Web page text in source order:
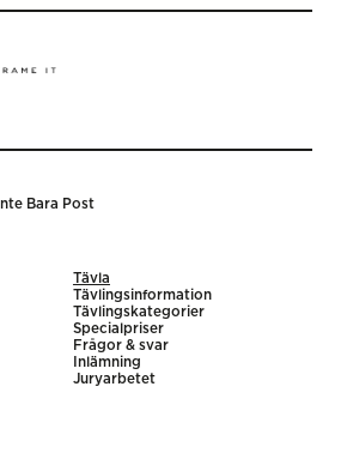
Inte Bara Post
Tävla
Tävlingsinformation
Tävlingskategorier
Specialpriser
Frågor & svar
Inlämning
Juryarbetet